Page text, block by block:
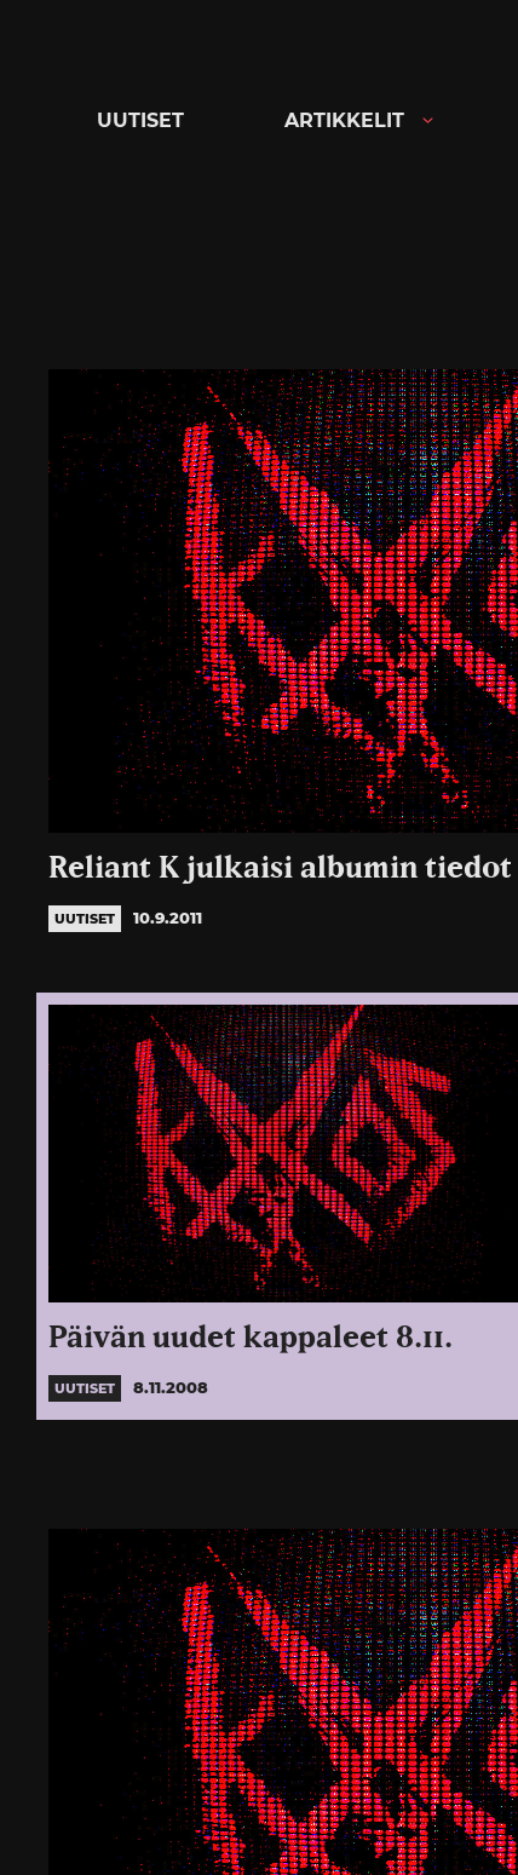
UUTISET ARTIKKELIT
Reliant K julkaisi albumin tiedot
UUTISET 10.9.2011
Päivän uudet kappaleet 8.11.
UUTISET 8.11.2008